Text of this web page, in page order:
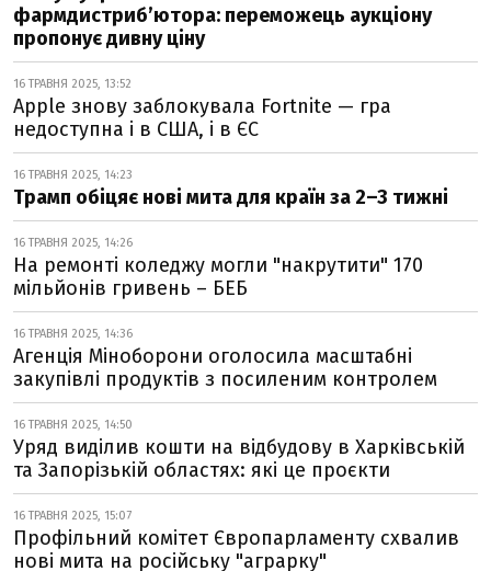
фармдистриб’ютора: переможець аукціону
пропонує дивну ціну
16 ТРАВНЯ 2025, 13:52
Apple знову заблокувала Fortnite — гра
недоступна і в США, і в ЄС
16 ТРАВНЯ 2025, 14:23
Трамп обіцяє нові мита для країн за 2–3 тижні
16 ТРАВНЯ 2025, 14:26
На ремонті коледжу могли "накрутити" 170
мільйонів гривень – БЕБ
16 ТРАВНЯ 2025, 14:36
Агенція Міноборони оголосила масштабні
закупівлі продуктів з посиленим контролем
16 ТРАВНЯ 2025, 14:50
Уряд виділив кошти на відбудову в Харківській
та Запорізькій областях: які це проєкти
16 ТРАВНЯ 2025, 15:07
Профільний комітет Європарламенту схвалив
нові мита на російську "аграрку"